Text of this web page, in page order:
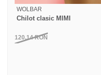
WOLBAR
Chilot clasic MIMI
120,14RON